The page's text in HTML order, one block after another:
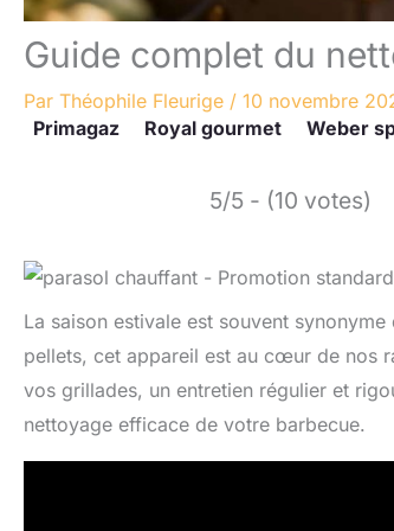
Guide complet du
Par Théophile Fleurige / 10 novembre
Primagaz
Royal gourmet Weber
5/5 - (10 votes)
La saison estivale est souvent
pellets, cet appareil est au cœur de nos
vos grillades, un entretien régulier et
nettoyage efficace de votre barbecue.